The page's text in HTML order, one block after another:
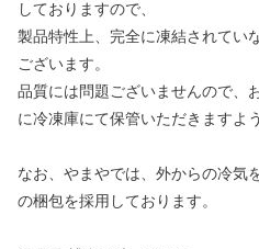
しておりますので、
製品特性上、完全に凍結されてい
ございます。
品質には問題ございませんので、
に冷凍庫にて保管いただきますよ
なお、やまやでは、外からの冷気
の梱包を採用しております。